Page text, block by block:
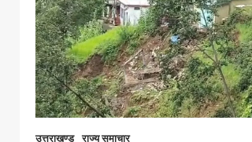
उत्तराखण्ड राज्य समाचार